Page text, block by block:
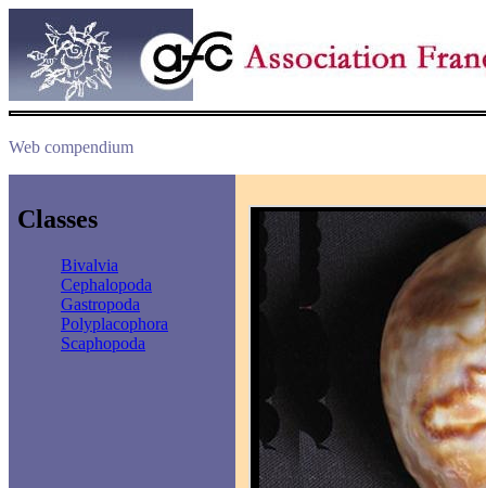
Web compendium
Classes
Bivalvia
Cephalopoda
Gastropoda
Polyplacophora
Scaphopoda